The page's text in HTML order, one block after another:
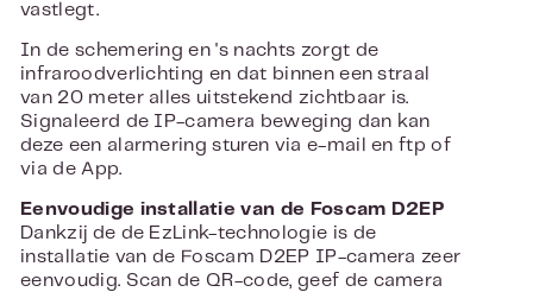
vastlegt.
In de schemering en 's nachts zorgt de
infraroodverlichting en dat binnen een straal
van 20 meter alles uitstekend zichtbaar is.
Signaleerd de IP-camera beweging dan kan
deze een alarmering sturen via e-mail en ftp of
via de App.
Eenvoudige installatie van de Foscam D2EP
Dankzij de de EzLink-technologie is de
installatie van de Foscam D2EP IP-camera zeer
eenvoudig. Scan de QR-code, geef de camera